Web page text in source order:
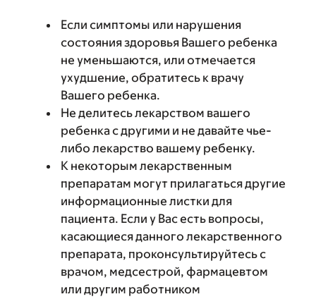
Если симптомы или нарушения
состояния здоровья Вашего ребенка
не уменьшаются, или отмечается
ухудшение, обратитесь к врачу
Вашего ребенка.
Не делитесь лекарством вашего
ребенка с другими и не давайте чье-
либо лекарство вашему ребенку.
К некоторым лекарственным
препаратам могут прилагаться другие
информационные листки для
пациента. Если у Вас есть вопросы,
касающиеся данного лекарственного
препарата, проконсультируйтесь с
врачом, медсестрой, фармацевтом
или другим работником